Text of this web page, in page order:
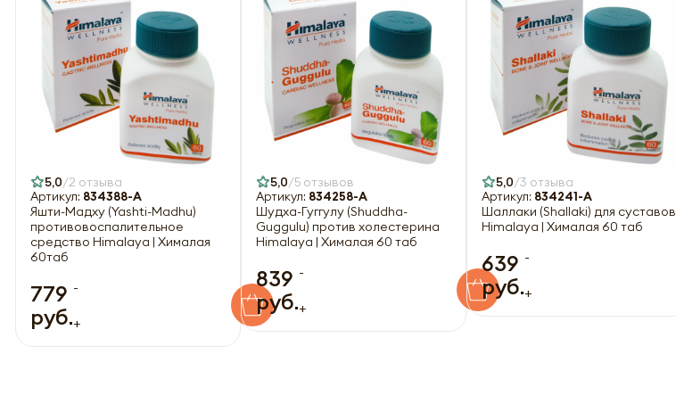
5,0 2 отзыва
Артикул: 834388-A
Яшти-Мадху (Yashti-Madhu)
противовоспалительное
средство Himalaya | Хималая
60таб
779
руб.
-
+
5,0 5 отзывов
Артикул: 834258-A
Шудха-Гуггулу (Shuddha-
Guggulu) против холестерина
Himalaya | Хималая 60 таб
839
руб.
-
+
5,0 3 отзыва
Артикул: 834241-A
Шаллаки (Shallaki) для суставов
Himalaya | Хималая 60 таб
639
руб.
-
+